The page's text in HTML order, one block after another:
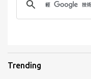
Trending